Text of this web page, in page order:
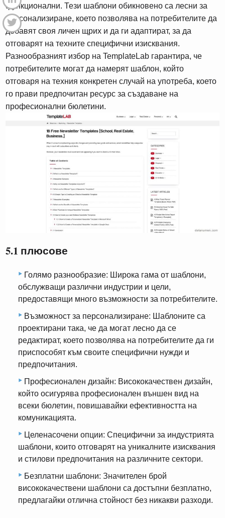
функционални. Тези шаблони обикновено са лесни за
персонализиране, което позволява на потребителите да
добавят своя личен щрих и да ги адаптират, за да
отговарят на техните специфични изисквания.
Разнообразният избор на TemplateLab гарантира, че
потребителите могат да намерят шаблон, който
отговаря на техния конкретен случай на употреба, което
го прави предпочитан ресурс за създаване на
професионални бюлетини.
5.1 плюсове
Голямо разнообразие: Широка гама от шаблони,
обслужващи различни индустрии и цели,
предоставящи много възможности за потребителите.
Възможност за персонализиране: Шаблоните са
проектирани така, че да могат лесно да се
редактират, което позволява на потребителите да ги
приспособят към своите специфични нужди и
предпочитания.
Професионален дизайн: Висококачествен дизайн,
който осигурява професионален външен вид на
всеки бюлетин, повишавайки ефективността на
комуникацията.
Целенасочени опции: Специфични за индустрията
шаблони, които отговарят на уникалните изисквания
и стилови предпочитания на различните сектори.
Безплатни шаблони: Значителен брой
висококачествени шаблони са достъпни безплатно,
предлагайки отлична стойност без никакви разходи.